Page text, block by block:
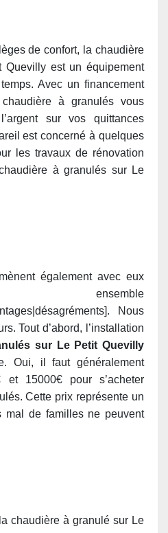
de confort, la chaudière
est un équipement
Avec un financement
à granulés vous
sur vos quittances
est concerné à quelques
les travaux de rénovation
à granulés sur Le
également avec eux
Nous
Tout d’abord, l’installation
sur Le Petit Quevilly
Oui, il faut généralement
et 15000€ pour s’acheter
Cette prix représente un
mal de familles ne peuvent
chaudière à granulé sur Le